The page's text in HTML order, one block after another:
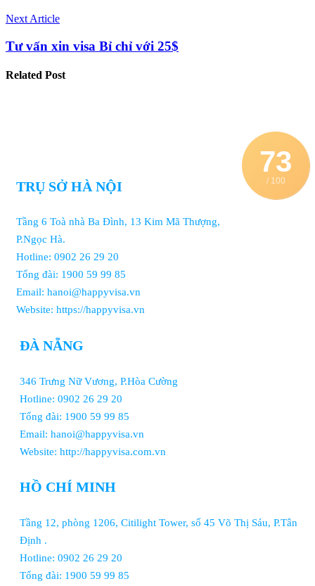
Next Article
Tư vấn xin visa Bỉ chỉ với 25$
Related Post
73
/ 100
TRỤ SỞ HÀ NỘI
Tầng 6 Toà nhà Ba Đình, 13 Kim Mã Thượng,
P.Ngọc Hà.
Hotline: 0902 26 29 20
Tổng đài: 1900 59 99 85
Email: hanoi@happyvisa.vn
Website: https://happyvisa.vn
ĐÀ NẴNG
346 Trưng Nữ Vương, P.Hòa Cường
Hotline: 0902 26 29 20
Tổng đài: 1900 59 99 85
Email: hanoi@happyvisa.vn
Website: http://happyvisa.com.vn
HỒ CHÍ MINH
Tầng 12, phòng 1206, Citilight Tower, số 45 Võ Thị Sáu, P.Tân
Định .
Hotline: 0902 26 29 20
Tổng đài: 1900 59 99 85